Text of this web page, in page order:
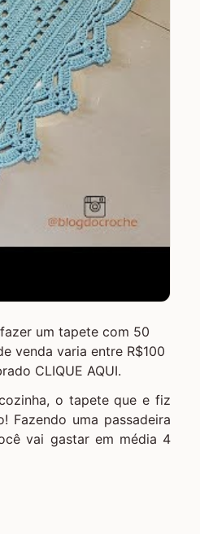
um tapete com 50
venda varia entre R$100
CLIQUE AQUI.
o tapete que e fiz
uma passadeira
vai gastar em média 4